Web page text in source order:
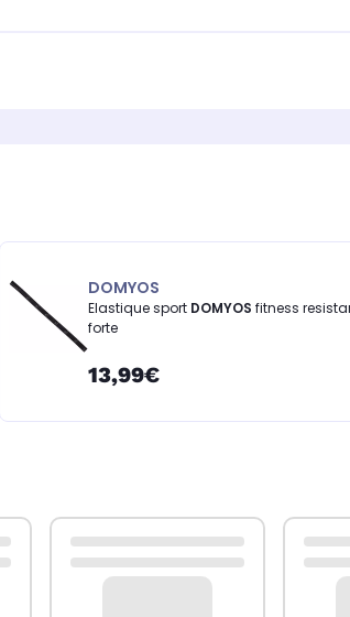
DOMYOS
Elastique sport DOMYOS
forte
13,99€